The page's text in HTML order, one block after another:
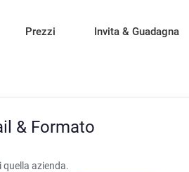
Prezzi Invita & Guadagna
& Formato
quella azienda.